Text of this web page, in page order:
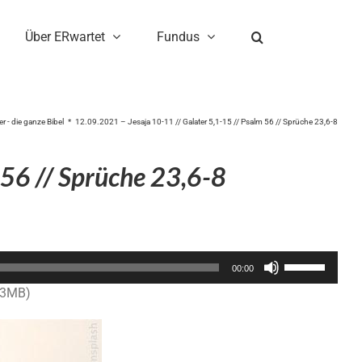
Über ERwartet Fundus
- die ganze Bibel 12.09.2021 – Jesaja 10-11 // Galater 5,1-15 // Psalm 56 // Sprüche 23,6-8
// Sprüche 23,6-8
00:00